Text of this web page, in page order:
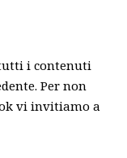
i contenuti
Per non
vi invitiamo a